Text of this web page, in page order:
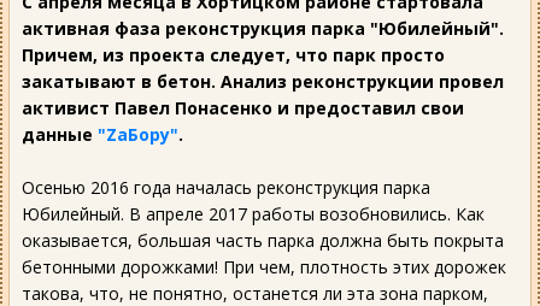
активная фаза реконструкция парка "Юбилейный".
Причем, из проекта следует, что парк просто
закатывают в бетон. Анализ реконструкции провел
активист Павел Понасенко и предоставил свои
данные "ZаБору".
Осенью 2016 года началась реконструкция парка
Юбилейный. В апреле 2017 работы возобновились. Как
оказывается, большая часть парка должна быть покрыта
бетонными дорожками! При чем, плотность этих дорожек
такова, что, не понятно, останется ли эта зона парком,